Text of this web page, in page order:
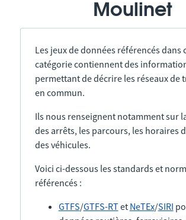
Moulinet
Les jeux de données référencés dans
catégorie contiennent des
permettant de décrire les réseaux de
en commun.
Ils nous renseignent notamment sur
des arrêts, les parcours, les horaires
des véhicules.
Voici ci-dessous les standards et
référencés :
GTFS/GTFS-RTet NeTEx/SIRI